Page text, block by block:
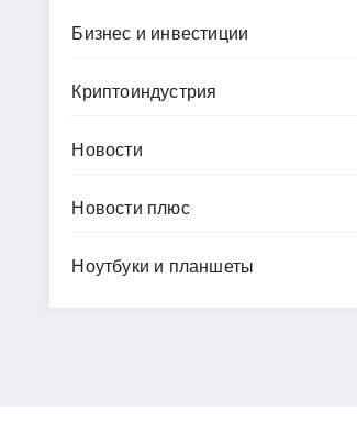
Бизнес и инвестиции
Криптоиндустрия
Новости
Новости плюс
Ноутбуки и планшеты